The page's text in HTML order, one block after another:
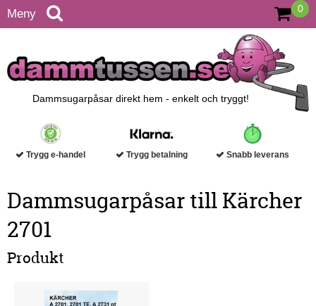
Meny 0
Dammsugarpåsar direkt hem - enkelt och tryggt!
Trygg e-handel Trygg betalning Snabb leverans
Dammsugarpåsar till Kärcher
2701
Produkt